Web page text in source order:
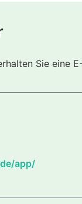
Sie eine
app/